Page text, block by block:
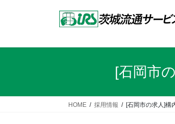
[石岡市
HOME 採用情報 [石岡市の求人]構